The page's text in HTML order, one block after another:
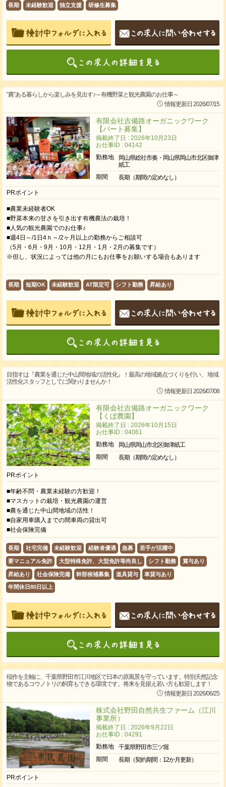
長期 未経験歓迎 独立支援 研修生募集
”農”ある暮らしから楽しみを見出す♪～有機野菜と観光農園のお仕事～
情報更新日 2026/07/15
有限会社吉備路オーガニックワーク
【パート募集】
掲載終了日 : 2026年10月23日
お仕事ID : 04142
勤務地
岡山県総社市奏・岡山県岡山市北区御津
紙工
期間
長期（期間の定めなし）
PRポイント
■農業未経験者OK
■野菜本来の甘さを引き出す有機農法の栽培！
■人気の観光農園でのお仕事♪
■週4日～/1日4ｈ～/2ヶ月以上の勤務からご相談可
（5月・6月・9月・10月・12月・1月・2月の募集です）
※但し、状況によっては他の月にもお仕事をお願いする場合もあります
長期 短期OK 未経験歓迎 AT限定可 シフト勤務 昇給あり
目指すは『農業を通じた中山間地域の活性化』！最高の地域拠点づくりを行い、 地域
活性化スタッフとしてに関わりませんか！
情報更新日 2026/07/08
有限会社吉備路オーガニックワーク
【くぼ農園】
掲載終了日 : 2026年10月15日
お仕事ID : 04061
勤務地
岡山県岡山市北区御津紙工
期間
長期（期間の定めなし）
PRポイント
■年齢不問・農業未経験の方歓迎！
■マスカットの栽培・観光農園の運営
■農を通じた中山間地域の活性！
■自家用車購入までの間車両の貸出可
■社会保険完備
長期 社宅完備 未経験歓迎 経験者優遇 急募 若手が活躍中
要マニュアル免許 大型特殊免許、大型免許等尚良し シフト勤務 賞与あり
昇給あり 社会保険完備 幹部候補募集 道具貸与 車貸与あり
年間休日80日以上
稲作を主軸に、千葉県野田市江川地区で日本の原風景を守っています。特別天然記念
物であるコウノトリの飼育もできる環境です。将来を見据え若い方も歓迎します！
情報更新日 2026/06/25
株式会社野田自然共生ファーム（江川
事業所）
掲載終了日 : 2026年9月22日
お仕事ID : 04291
勤務地
千葉県野田市三ツ堀
期間
長期（契約期間：12か月更新）
PRポイント